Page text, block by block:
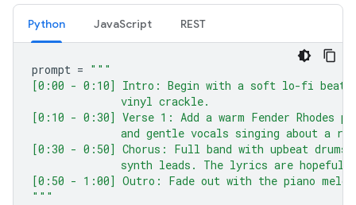
Python JavaScript REST
prompt = """
[0:00 - 0:10] Intro: Begin with a soft lo-fi beat
              vinyl crackle.
[0:10 - 0:30] Verse 1: Add a warm Fender Rhodes
and gentle vocals singing about a
[0:30 - 0:50] Chorus: Full band with upbeat drums
synth leads. The lyrics are hopeful
[0:50 - 1:00] Outro: Fade out with the piano
"""